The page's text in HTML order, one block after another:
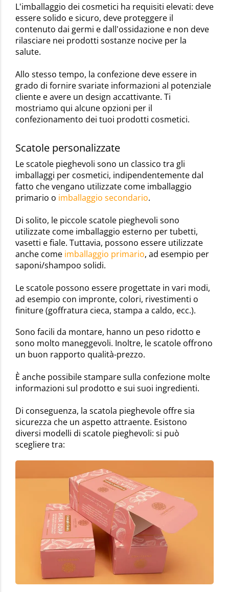
L'imballaggio dei cosmetici ha requisiti elevati: deve
essere solido e sicuro, deve proteggere il
contenuto dai germi e dall'ossidazione e non deve
rilasciare nei prodotti sostanze nocive per la
salute.
Allo stesso tempo, la confezione deve essere in
grado di fornire svariate informazioni al potenziale
cliente e avere un design accattivante. Ti
mostriamo qui alcune opzioni per il
confezionamento dei tuoi prodotti cosmetici.
Scatole personalizzate
Le scatole pieghevoli sono un classico tra gli
imballaggi per cosmetici, indipendentemente dal
fatto che vengano utilizzate come imballaggio
primario o imballaggio secondario.
Di solito, le piccole scatole pieghevoli sono
utilizzate come imballaggio esterno per tubetti,
vasetti e fiale. Tuttavia, possono essere utilizzate
anche come imballaggio primario, ad esempio per
saponi/shampoo solidi.
Le scatole possono essere progettate in vari modi,
ad esempio con impronte, colori, rivestimenti o
finiture (goffratura cieca, stampa a caldo, ecc.).
Sono facili da montare, hanno un peso ridotto e
sono molto maneggevoli. Inoltre, le scatole offrono
un buon rapporto qualità-prezzo.
È anche possibile stampare sulla confezione molte
informazioni sul prodotto e sui suoi ingredienti.
Di conseguenza, la scatola pieghevole offre sia
sicurezza che un aspetto attraente. Esistono
diversi modelli di scatole pieghevoli: si può
scegliere tra: